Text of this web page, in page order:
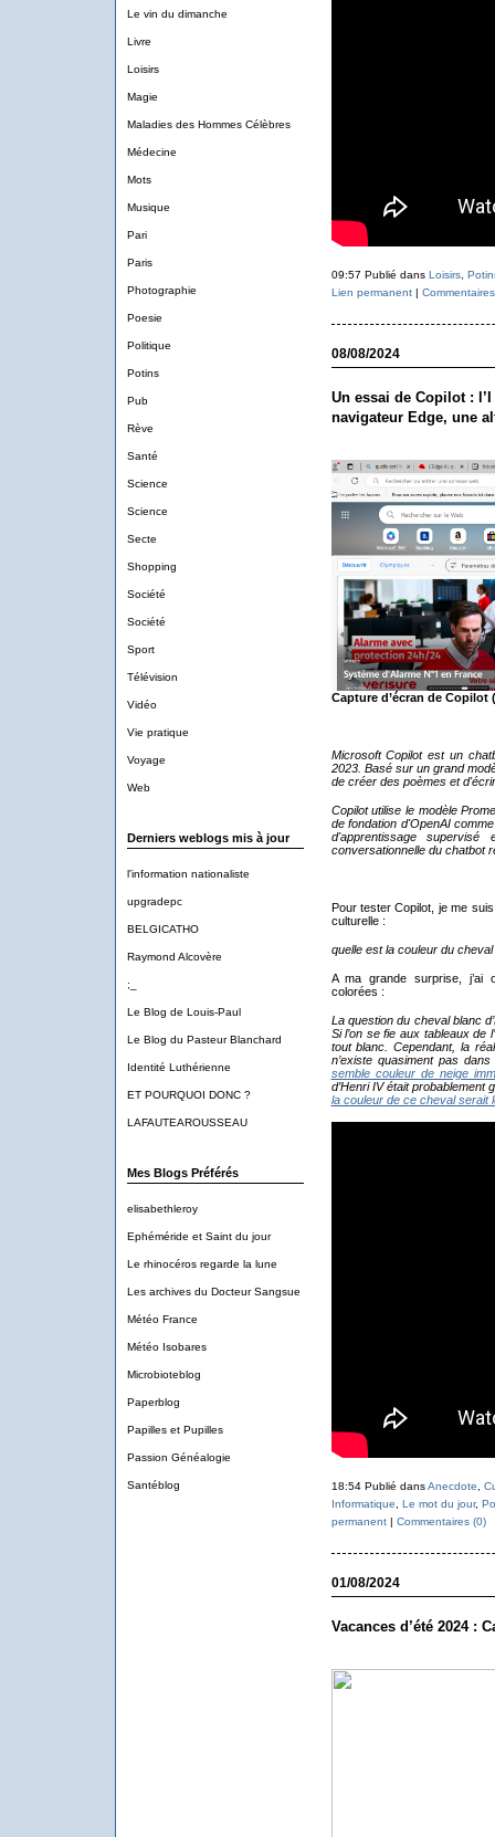
Le vin du dimanche
Livre
Loisirs
Magie
Maladies des Hommes Célèbres
Médecine
Mots
Musique
Pari
Paris
Photographie
Poesie
Politique
Potins
Pub
Rève
Santé
Science
Science
Secte
Shopping
Société
Société
Sport
Télévision
Vidéo
Vie pratique
Voyage
Web
Derniers weblogs mis à jour
l'information nationaliste
upgradepc
BELGICATHO
Raymond Alcovère
;_
Le Blog de Louis-Paul
Le Blog du Pasteur Blanchard
Identité Luthérienne
ET POURQUOI DONC ?
LAFAUTEAROUSSEAU
Mes Blogs Préférés
elisabethleroy
Ephéméride et Saint du jour
Le rhinocéros regarde la lune
Les archives du Docteur Sangsue
Météo France
Météo Isobares
Microbioteblog
Paperblog
Papilles et Pupilles
Passion Généalogie
Santéblog
09:57 Publié dans Loisirs,
Lien permanent|
08/08/2024
Un essai de Copilot :
navigateur Edge, une
Capture d’écran de Copilot
Microsoft Copilot est un
2023. Basé sur un grand
de créer des poèmes et
Copilot utilise le modèle
de fondation d'OpenAI
d'apprentissage
conversationnelle du chatbot
Pour tester Copilot, je me
culturelle :
quelle est la couleur du
A ma grande surprise, j’ai
colorées :
La question du cheval blanc
Si l’on se fie aux tableaux de
tout blanc. Cependant, la
n’existe quasiment pas
semble couleur de neige
d’Henri IV était probablement
la couleur de ce cheval serait
18:54 Publié dansAnecdote
Informatique
Le mot du jour,
permanent| Commentaires (0)
01/08/2024
Vacances d’été 2024 :